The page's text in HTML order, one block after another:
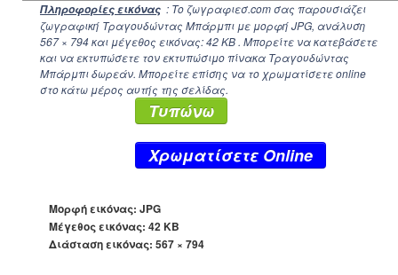
Πληροφορίες εικόνας : Το ζωγραφιεσ.com σας παρουσιάζει
ζωγραφική Τραγουδώντας Μπάρμπι με μορφή JPG, ανάλυση
567 × 794και μέγεθος εικόνας: 42 KB . Μπορείτε να κατεβάσετε
και να εκτυπώσετε τον εκτυπώσιμο πίνακα Τραγουδώντας
Μπάρμπι δωρεάν. Μπορείτε επίσης να το χρωματίσετε online
στο κάτω μέρος αυτής της σελίδας.
Τυπώνω
Xρωματίσετε Online
Μορφή εικόνας: JPG
Μέγεθος εικόνας: 42 KB
Διάσταση εικόνας: 567 × 794